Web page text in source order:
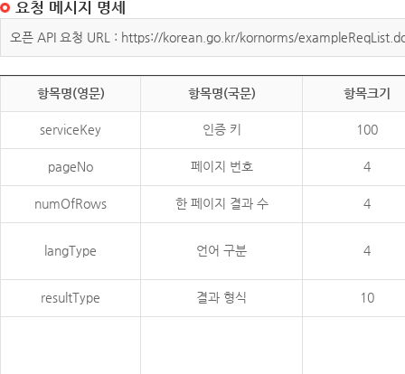
요청 메시지 명세
오픈 API 요청 URL : https://korean.go.kr/kornorms/
항목명(영문) 항목명(국문) 항목크기
serviceKey 인증 키 100
pageNo 페이지 번호 4
numOfRows 한 페이지 결과 수 4
langType 언어 구분 4
resultType 결과 형식 10